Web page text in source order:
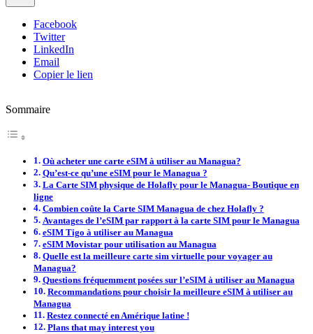
Facebook
Twitter
LinkedIn
Email
Copier le lien
Sommaire
Où acheter une carte eSIM à utiliser au Managua?
Qu’est-ce qu’une eSIM pour le Managua ?
La Carte SIM physique de Holafly pour le Managua- Boutique en
ligne
Combien coûte la Carte SIM Managua de chez Holafly ?
Avantages de l’eSIM par rapport à la carte SIM pour le Managua
eSIM Tigo à utiliser au Managua
eSIM Movistar pour utilisation au Managua
Quelle est la meilleure carte sim virtuelle pour voyager au
Managua?
Questions fréquemment posées sur l’eSIM à utiliser au Managua
Recommandations pour choisir la meilleure eSIM à utiliser au
Managua
Restez connecté en Amérique latine !
Plans that may interest you